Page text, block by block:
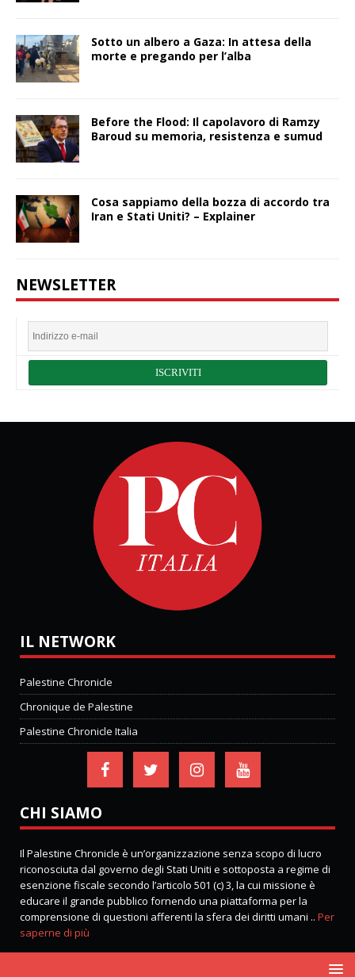
Sotto un albero a Gaza: In attesa della
morte e pregando per l’alba
Before the Flood: Il capolavoro di Ramzy
Baroud su memoria, resistenza e sumud
Cosa sappiamo della bozza di accordo tra
Iran e Stati Uniti? – Explainer
NEWSLETTER
IL NETWORK
Palestine Chronicle
Chronique de Palestine
Palestine Chronicle Italia
CHI SIAMO
Il Palestine Chronicle è un’organizzazione senza scopo di lucro
riconosciuta dal governo degli Stati Uniti e sottoposta a regime di
esenzione fiscale secondo l’articolo 501 (c) 3, la cui missione è
educare il grande pubblico fornendo una piattaforma per la
comprensione di questioni afferenti la sfera dei diritti umani .. Per
saperne di più